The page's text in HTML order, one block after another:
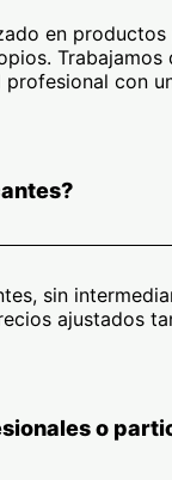
en
con
sin
ajustados
o